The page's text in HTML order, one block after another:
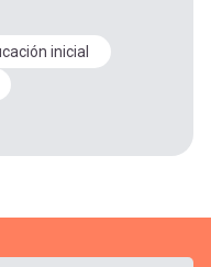
inicial